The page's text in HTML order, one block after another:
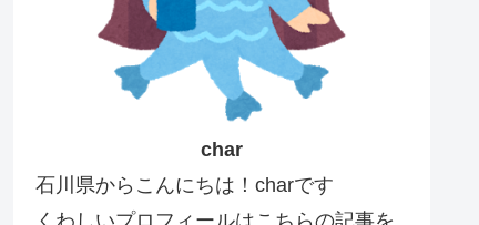
char
石川県からこんにちは！charです